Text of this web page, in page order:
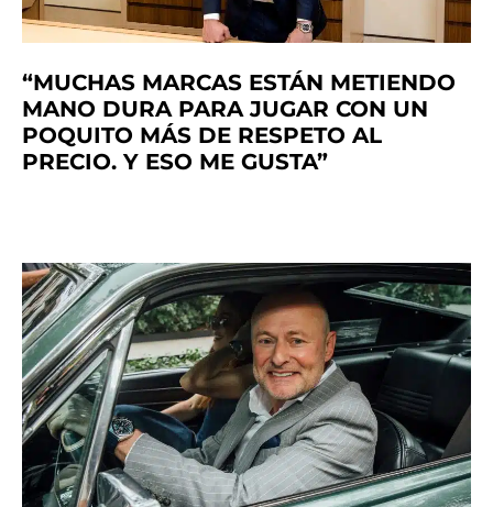
“MUCHAS MARCAS ESTÁN METIENDO
MANO DURA PARA JUGAR CON UN
POQUITO MÁS DE RESPETO AL
PRECIO. Y ESO ME GUSTA”